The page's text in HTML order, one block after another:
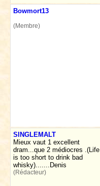
Bowmort13
(Membre)
SINGLEMALT
Mieux vaut 1 excellent
dram...que 2 médiocres .(Life
is too short to drink bad
whisky).......Denis
(Rédacteur)